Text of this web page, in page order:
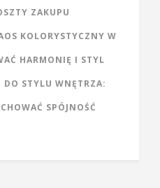
ZAKUPU
KOLORYSTYCZNY W
HARMONIĘ I STYL
DO STYLU WNĘTRZA:
SPÓJNOŚĆ